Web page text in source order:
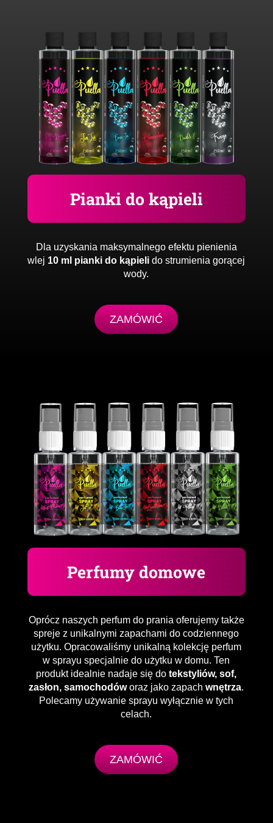
Pianki do kąpieli
Dla uzyskania maksymalnego efektu pienienia
wlej 10 ml pianki do kąpieli do strumienia gorącej
wody.
ZAMÓWIĆ
Perfumy domowe
Oprócz naszych perfum do prania oferujemy także
spreje z unikalnymi zapachami do codziennego
użytku. Opracowaliśmy unikalną kolekcję perfum
w sprayu specjalnie do użytku w domu. Ten
produkt idealnie nadaje się dotekstyliów, sof,
zasłon, samochodóworaz jako zapachwnętrza.
Polecamy używanie sprayu wyłącznie w tych
celach.
ZAMÓWIĆ